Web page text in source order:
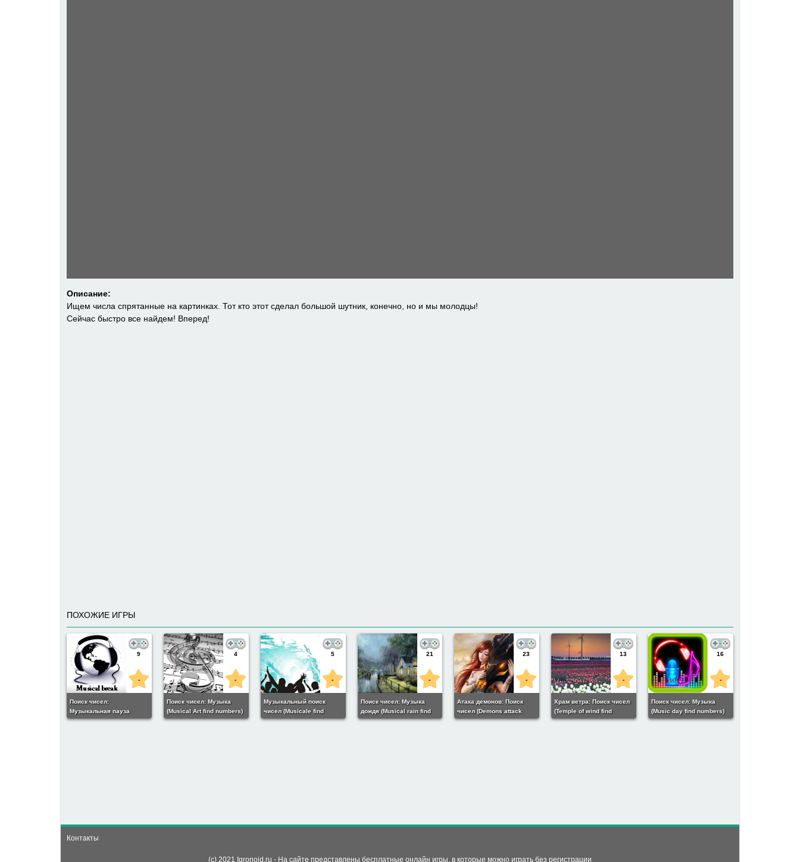
Описание:
Ищем числа спрятанные на картинках. Тот кто этот сделал большой шутник, конечно, но и мы молодцы!
Сейчас быстро все найдем! Вперед!
ПОХОЖИЕ ИГРЫ
9
-
Поиск чисел:
Музыкальная пауза
(Musical break find
4
-
Поиск чисел: Музыка
(Musical Art find numbers)
5
-
Музыкальный поиск
чисел (Musicale find
numbers)
21
-
Поиск чисел: Музыка
дождя (Musical rain find
numbers)
23
-
Атака демонов: Поиск
чисел (Demons attack
Find Numbers)
13
-
Храм ветра: Поиск чисел
(Temple of wind find
numbers)
16
-
Поиск чисел: Музыка
(Music day find numbers)
Контакты
(c) 2021 Igronoid.ru - На сайте представлены бесплатные онлайн игры, в которые можно играть без регистрации